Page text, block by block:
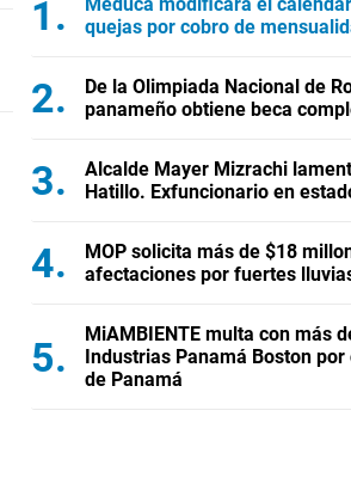
quejas por cobro de
De la Olimpiada Nacional de
panameño obtiene beca
Alcalde Mayer Mizrachi
Hatillo. Exfuncionario en
MOP solicita más de $18
afectaciones por fuertes
MiAMBIENTE multa con más
Industrias Panamá Boston
de Panamá